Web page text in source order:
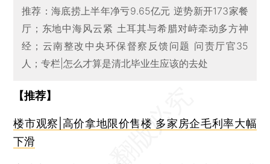
推荐：海底捞上半年净亏9.65亿元 逆势新开173家餐
厅；东地中海风云紧 土耳其与希腊对峙牵动多方神
经；云南整改中央环保督察反馈问题 问责厅官35
人；专栏|怎么才算是清北毕业生应该的去处
【推荐】
楼市观察|高价拿地限价售楼 多家房企毛利率大幅
下滑